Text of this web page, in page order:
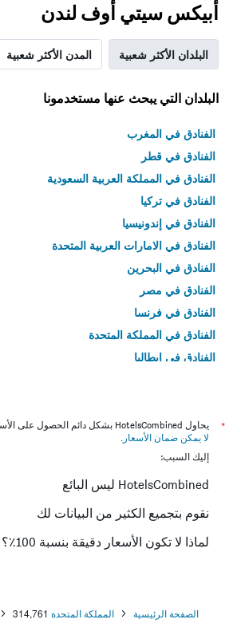
أبيكس سيتي أوف لندن
البلدان الأكثر شعبية المدن الأكثر شعبية
البلدان التي يبحث عنها مستخدمونا
الفنادق في المغرب
الفنادق في قطر
الفنادق في المملكة العربية السعودية
الفنادق في تركيا
الفنادق في إندونيسيا
الفنادق في الامارات العربية المتحدة
الفنادق في البحرين
الفنادق في مصر
الفنادق في فرنسا
الفنادق في المملكة المتحدة
الفنادق في إيطاليا
*
يحاول HotelsCombined بشكل دائم الحصول على الأسعار الدقيقة، ولكن
لا يمكن ضمان الأسعار .
إليك السبب:
HotelsCombined ليس البائع
نقوم بتجميع الكثير من البيانات لك
لماذا لا تكون الأسعار دقيقة بنسبة 100٪؟
الصفحة الرئيسية المملكة المتحدة 314,761